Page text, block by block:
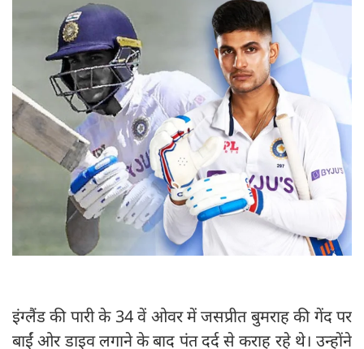
इंग्लैंड की पारी के 34 वें ओवर में जसप्रीत बुमराह की गेंद पर
बाईं ओर डाइव लगाने के बाद पंत दर्द से कराह रहे थे। उन्होंने